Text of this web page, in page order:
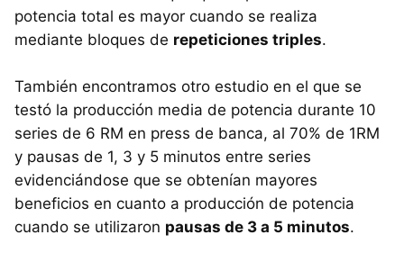
potencia total es mayor cuando se realiza
mediante bloques de repeticiones triples.
También encontramos otro estudio en el que se
testó la producción media de potencia durante 10
series de 6 RM en press de banca, al 70% de 1RM
y pausas de 1, 3 y 5 minutos entre series
evidenciándose que se obtenían mayores
beneficios en cuanto a producción de potencia
cuando se utilizaron pausas de 3 a 5 minutos.